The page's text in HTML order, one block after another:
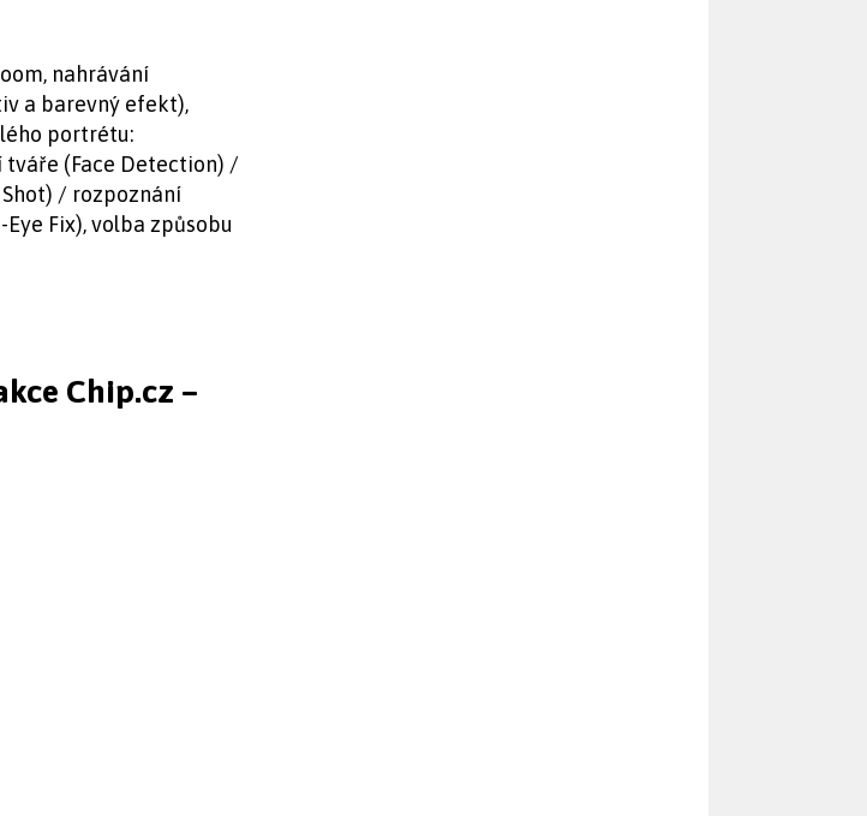
nahrávání
a barevný efekt),
portrétu:
(Face Detection) /
/ rozpoznání
Fix), volba způsobu
Chip.cz –